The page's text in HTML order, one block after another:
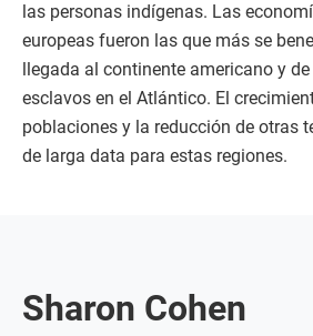
las personas indígenas. Las
europeas fueron las que más se
llegada al continente americano y
esclavos en el Atlántico. El
poblaciones y la reducción de otras
de larga data para estas regiones.
Sharon Cohen